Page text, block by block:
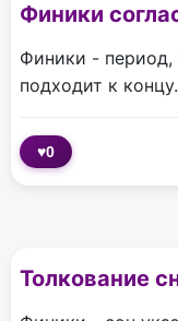
Финики
Финики -
подходит к
♥0
Толкование